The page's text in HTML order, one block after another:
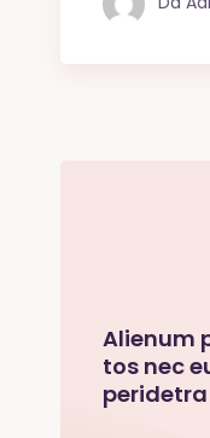
Alienum
tos nec
peridetra